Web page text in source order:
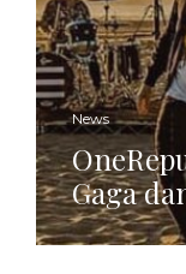
News
Gaga